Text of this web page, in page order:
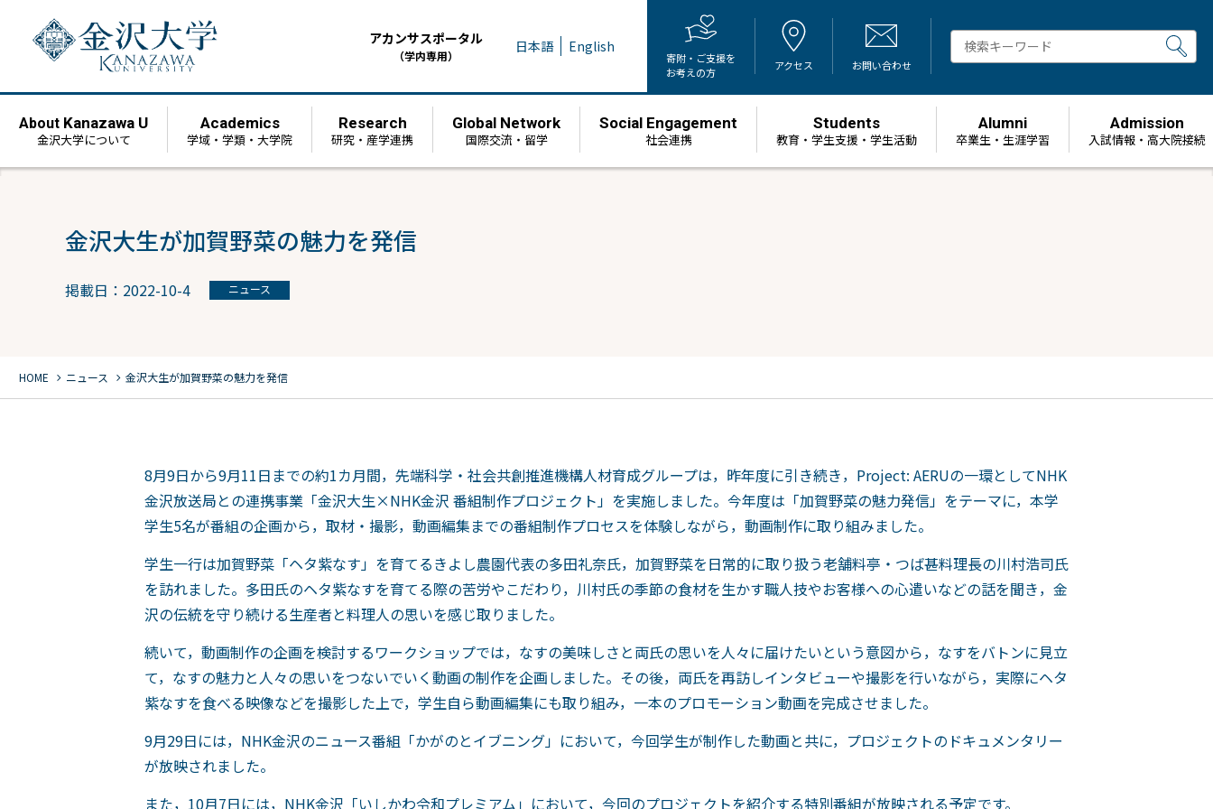
アカンサスポータル
（学内専用） 日本語 English
寄附・ご支援を
お考えの方
アクセス お問い合わせ
About Kanazawa U
金沢大学について
Academics
学域・学類・大学院
Research
研究・産学連携
Global Network
国際交流・留学
Social Engagement
社会連携
Students
教育・学生支援・学生活動
Alumni
卒業生・生涯学習
Admission
⼊試情報・高大院接続
金沢大生が加賀野菜の魅力を発信
掲載日：2022-10-4 ニュース
HOME chevron_right ニュース chevron_right 金沢大生が加賀野菜の魅力を発信
8月9日から9月11日までの約1カ月間，先端科学・社会共創推進機構人材育成グループは，昨年度に引き続き，Project: AERUの一環としてNHK
金沢放送局との連携事業「金沢大生×NHK金沢 番組制作プロジェクト」を実施しました。今年度は「加賀野菜の魅力発信」をテーマに，本学
学生5名が番組の企画から，取材・撮影，動画編集までの番組制作プロセスを体験しながら，動画制作に取り組みました。
学生一行は加賀野菜「ヘタ紫なす」を育てるきよし農園代表の多田礼奈氏，加賀野菜を日常的に取り扱う老舗料亭・つば甚料理長の川村浩司氏
を訪れました。多田氏のヘタ紫なすを育てる際の苦労やこだわり，川村氏の季節の食材を生かす職人技やお客様への心遣いなどの話を聞き，金
沢の伝統を守り続ける生産者と料理人の思いを感じ取りました。
続いて，動画制作の企画を検討するワークショップでは，なすの美味しさと両氏の思いを人々に届けたいという意図から，なすをバトンに見立
て，なすの魅力と人々の思いをつないでいく動画の制作を企画しました。その後，両氏を再訪しインタビューや撮影を行いながら，実際にヘタ
紫なすを食べる映像などを撮影した上で，学生自ら動画編集にも取り組み，一本のプロモーション動画を完成させました。
9月29日には，NHK金沢のニュース番組「かがのとイブニング」において，今回学生が制作した動画と共に，プロジェクトのドキュメンタリー
が放映されました。
また，10月7日には，NHK金沢「いしかわ令和プレミアム」において，今回のプロジェクトを紹介する特別番組が放映される予定です。